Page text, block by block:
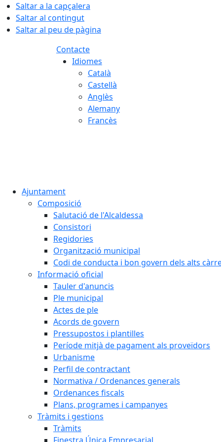
Saltar a la capçalera
Saltar al contingut
Saltar al peu de pàgina
Contacte
Idiomes
Català
Castellà
Anglès
Alemany
Francès
Ajuntament
Composició
Salutació de l'Alcaldessa
Consistori
Regidories
Organització municipal
Codi de conducta i bon govern dels alts
Informació oficial
Tauler d'anuncis
Ple municipal
Actes de ple
Acords de govern
Pressupostos i plantilles
Període mitjà de pagament als proveïdors
Urbanisme
Perfil de contractant
Normativa / Ordenances generals
Ordenances fiscals
Plans, programes i campanyes
Tràmits i gestions
Tràmits